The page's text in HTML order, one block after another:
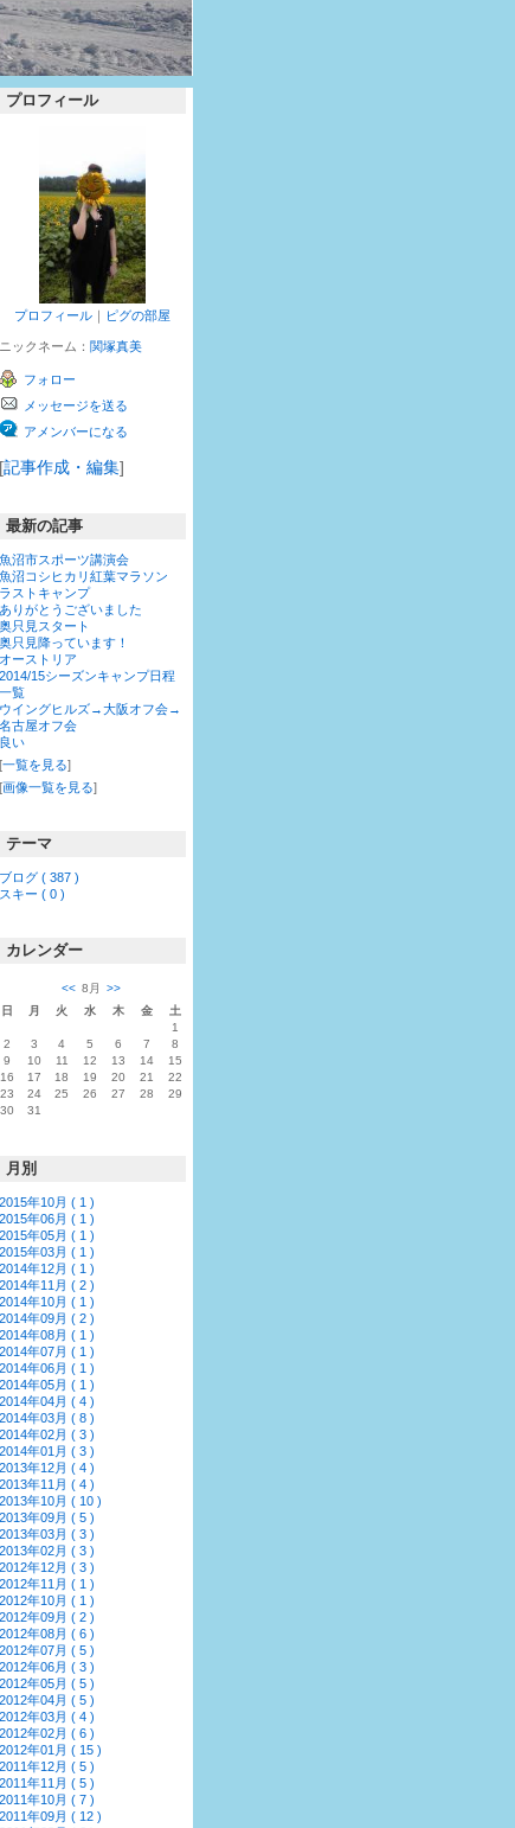
プロフィール
プロフィール ｜ ピグの部屋
ニックネーム： 関塚真美
フォロー
メッセージを送る
アメンバーになる
[記事作成・編集]
最新の記事
魚沼市スポーツ講演会
魚沼コシヒカリ紅葉マラソン
ラストキャンプ
ありがとうございました
奥只見スタート
奥只見降っています！
オーストリア
2014/15シーズンキャンプ日程
一覧
ウイングヒルズ→大阪オフ会→
名古屋オフ会
良い
[一覧を見る]
[画像一覧を見る]
テーマ
ブログ ( 387 )
スキー ( 0 )
カレンダー
<< 8月
>>
日
月 火 水 木 金
土
1
2
3 4 5 6 7
8
9
10 11 12 13 14
15
16
17 18 19 20 21
22
23
24 25 26 27 28
29
30
31
月別
2015年10月 ( 1 )
2015年06月 ( 1 )
2015年05月 ( 1 )
2015年03月 ( 1 )
2014年12月 ( 1 )
2014年11月 ( 2 )
2014年10月 ( 1 )
2014年09月 ( 2 )
2014年08月 ( 1 )
2014年07月 ( 1 )
2014年06月 ( 1 )
2014年05月 ( 1 )
2014年04月 ( 4 )
2014年03月 ( 8 )
2014年02月 ( 3 )
2014年01月 ( 3 )
2013年12月 ( 4 )
2013年11月 ( 4 )
2013年10月 ( 10 )
2013年09月 ( 5 )
2013年03月 ( 3 )
2013年02月 ( 3 )
2012年12月 ( 3 )
2012年11月 ( 1 )
2012年10月 ( 1 )
2012年09月 ( 2 )
2012年08月 ( 6 )
2012年07月 ( 5 )
2012年06月 ( 3 )
2012年05月 ( 5 )
2012年04月 ( 5 )
2012年03月 ( 4 )
2012年02月 ( 6 )
2012年01月 ( 15 )
2011年12月 ( 5 )
2011年11月 ( 5 )
2011年10月 ( 7 )
2011年09月 ( 12 )